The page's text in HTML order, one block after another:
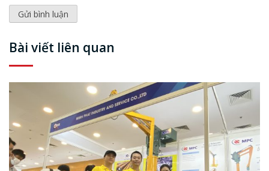
Bài viết liên quan